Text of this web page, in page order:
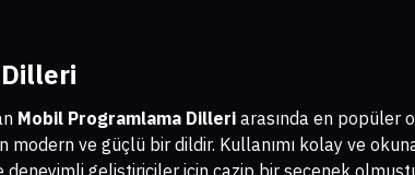
Mobil Programlama Dilleri arasında en popüler
ve güçlü bir dildir. Kullanımı kolay ve
geliştiriciler için cazip bir seçenek